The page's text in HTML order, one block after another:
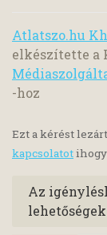
Atlatszo.hu
elkészítette a
-hoz
Ezt a kérést
kapcsolatot
Az
lehetőségek